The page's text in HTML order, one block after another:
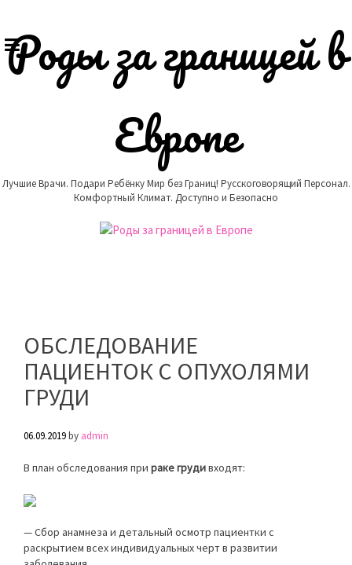
content
Роды за границей в
Европе
Лучшие Врачи. Подари Ребёнку Мир без Границ! Русскоговорящий Персонал.
Комфортный Климат. Доступно и Безопасно
ОБСЛЕДОВАНИЕ
ПАЦИЕНТОК С ОПУХОЛЯМИ
ГРУДИ
06.09.2019by admin
В план обследования при раке грудивходят:
— Сбор анамнеза и детальный осмотр пациентки с
раскрытием всех индивидуальных черт в развитии